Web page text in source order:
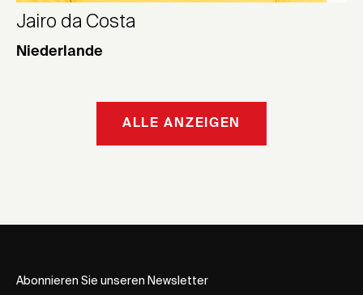
Jairo da Costa
Niederlande
ALLE ANZEIGEN
Abonnieren Sie unseren Newsletter